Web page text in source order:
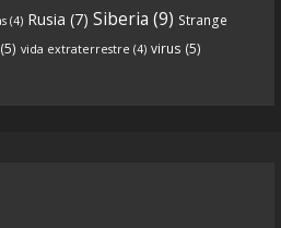
(4) Rusia (7) Siberia (9) Strange
(5) vida extraterrestre (4) virus (5)